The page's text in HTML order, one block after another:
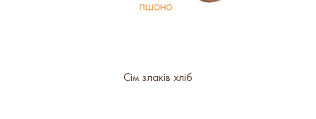
Сім злаків хліб